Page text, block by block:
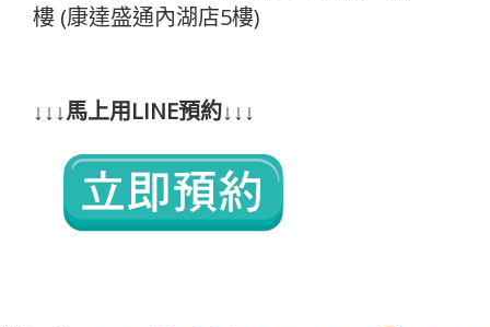
樓 (康達盛通內湖店5樓)
↓↓↓馬上用LINE預約↓↓↓